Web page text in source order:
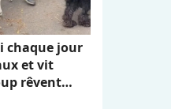
chaque jour
et vit
rêvent